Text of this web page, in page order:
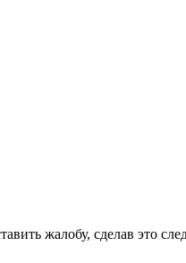
жалобу, сделав это